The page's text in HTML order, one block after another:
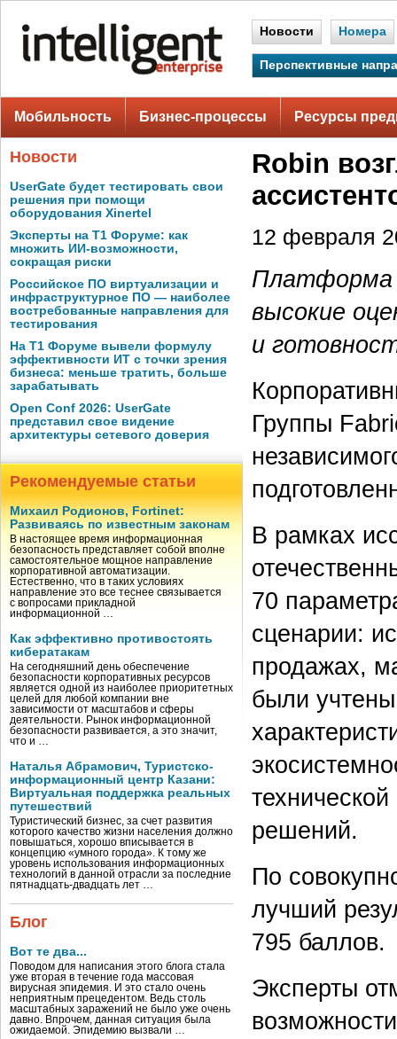
Новости Номера
Перспективные
Мобильность Бизнес-процессы Ресурсы
Новости
UserGate будет тестировать свои
решения при помощи
оборудования Xinertel
Эксперты на Т1 Форуме: как
множить ИИ-возможности,
сокращая риски
Российское ПО виртуализации и
инфраструктурное ПО — наиболее
востребованные направления для
тестирования
На Т1 Форуме вывели формулу
эффективности ИТ с точки зрения
бизнеса: меньше тратить, больше
зарабатывать
Open Conf 2026: UserGate
представил свое видение
архитектуры сетевого доверия
Рекомендуемые статьи
Михаил Родионов, Fortinet:
Развиваясь по известным законам
В настоящее время информационная
безопасность представляет собой вполне
самостоятельное мощное направление
корпоративной автоматизации.
Естественно, что в таких условиях
направление это все теснее связывается
с вопросами прикладной
информационной …
Как эффективно противостоять
кибератакам
На сегодняшний день обеспечение
безопасности корпоративных ресурсов
является одной из наиболее приоритетных
целей для любой компании вне
зависимости от масштабов и сферы
деятельности. Рынок информационной
безопасности развивается, а это значит,
что и …
Наталья Абрамович, Туристско-
информационный центр Казани:
Виртуальная поддержка реальных
путешествий
Туристический бизнес, за счет развития
которого качество жизни населения должно
повышаться, хорошо вписывается в
концепцию «умного города». К тому же
уровень использования информационных
технологий в данной отрасли за последние
пятнадцать-двадцать лет …
Блог
Вот те два...
Поводом для написания этого блога стала
уже вторая в течение года массовая
вирусная эпидемия. И это стало очень
неприятным прецедентом. Ведь столь
масштабных заражений не было уже очень
давно. Впрочем, данная ситуация была
ожидаемой. Эпидемию вызвали …
Robin
12 февраля
Платформа
высокие
и
Группы
В рамках
70
сценарии:
продажах,
были учтены
решений.
По
лучший
795 баллов.
Эксперты